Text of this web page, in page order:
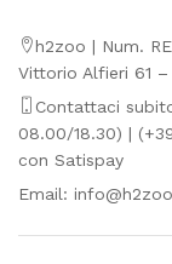
h2zoo | Num.
Vittorio Alfieri 61 –
Contattaci
08.00/18.30) |
con Satispay
Email: